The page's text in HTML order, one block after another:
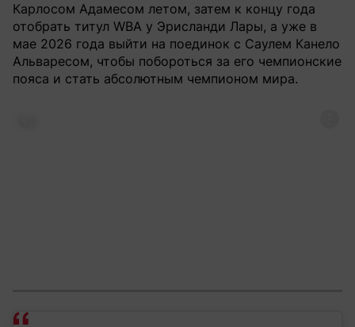
Карлосом Адамесом летом, затем к концу года
отобрать титул WBA у Эрисланди Лары, а уже в
мае 2026 года выйти на поединок с Саулем Канело
Альваресом, чтобы побороться за его чемпионские
пояса и стать абсолютным чемпионом мира.